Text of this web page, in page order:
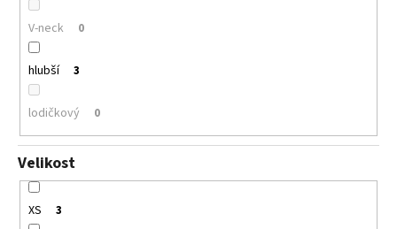
V-neck 0
hlubší 3
lodičkový 0
Velikost
XS 3